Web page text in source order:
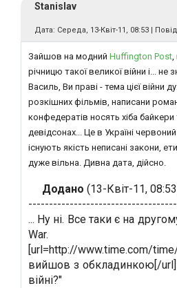
Stanislav
Дата: Середа, 13-Квіт-11, 08:53 |
Зайшов на модний Huffington Post
річницю такої великої війни і...
Василь, Ви праві - тема цієї
розкішних фільмів, написани
конфедератів носять хіба
девідсонах... Це в Україні
існують якість неписані закони,
дуже вільна. Дивна дата, дійсно.
Додано (13-Квіт-11,
... Ну ні. Все таки є на
[url=http://www.time.com/
вийшов з обкладинкою[/url]
війні?"